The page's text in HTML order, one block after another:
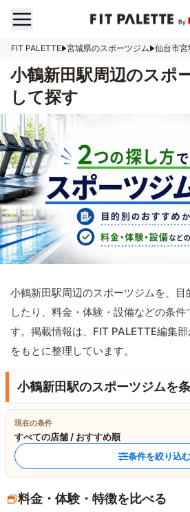
FIT PALETTE 宮城県のスポーツジム 仙台市宮
小鶴新田駅周辺のスポ
して探す
小鶴新田駅周辺のスポーツジムを、目
したり、料金・体験・設備などの条件
す。掲載情報は、FIT PALETTE編集
をもとに整理しています。
小鶴新田駅のスポーツジムを
現在の条件
すべての店舗 / おすすめ順
条件を絞り込む
料金・体験・特徴を比べる